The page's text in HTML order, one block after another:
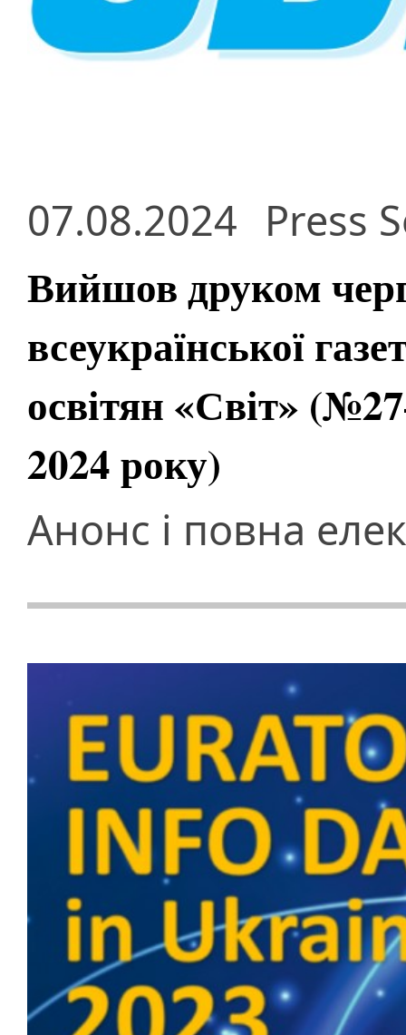
07.08.2024 Press
Вийшов друком
всеукраїнської
освітян «Світ»
2024 року)
Анонс і повна